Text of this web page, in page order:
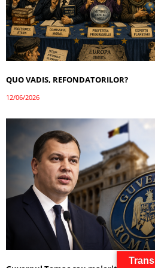
QUO VADIS, REFONDATORILOR?
12/06/2026